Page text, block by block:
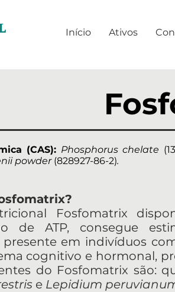
Início Ativos
(CAS): Phosphorus chelate
powder (828927-86-2).
Fosfomatrix
de ATP, consegue
em indivíduos
cognitivo e hormonal,
do Fosfomatrix são:
e Lepidium